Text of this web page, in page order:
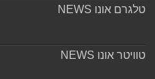
טלגרם אונו NEWS
טוויטר אונו NEWS